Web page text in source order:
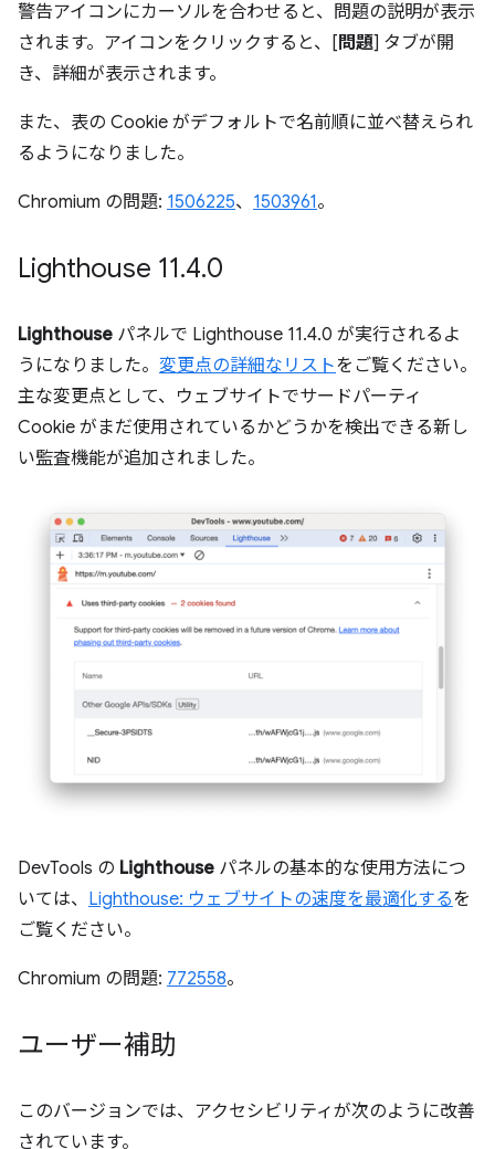
警告アイコンにカーソルを合わせると、問題の説明が表示
されます。アイコンをクリックすると、[ 問題] タブが開
き、詳細が表示されます。
また、表の Cookie がデフォルトで名前順に並べ替えられ
るようになりました。
Chromium の問題: 1506225、 1503961。
Lighthouse 11.4.0
Lighthouse パネルで Lighthouse 11.4.0 が実行されるよ
うになりました。 変更点の詳細なリストをご覧ください。
主な変更点として、ウェブサイトでサードパーティ
Cookie がまだ使用されているかどうかを検出できる新し
い監査機能が追加されました。
DevTools の Lighthouse パネルの基本的な使用方法につ
いては、 Lighthouse: ウェブサイトの速度を最適化するを
ご覧ください。
Chromium の問題: 772558。
ユーザー補助
このバージョンでは、アクセシビリティが次のように改善
されています。